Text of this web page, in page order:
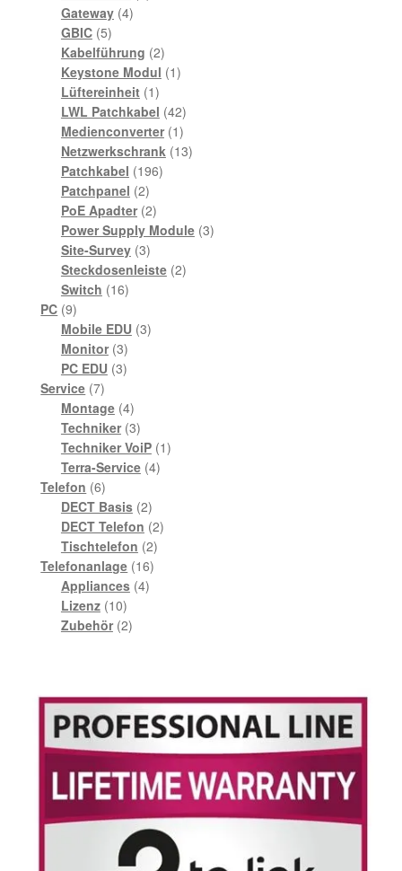
Gateway 44
GBIC 55
Produkte
Kabelführung 22
Produkte
Keystone Modul 11
Lüftereinheit 11
Produkt
LWL Patchkabel 4242
Produkte
Medienconverter 11
Produkt
Netzwerkschrank 1313
Patchkabel 196196
Patchpanel 22
Produkte
PoE Apadter 22
Produkte
Power Supply Module 33
Site-Survey 33
Produkte
Steckdosenleiste 22
Switch 1616
PC 99
Produkte
Mobile EDU 33
Monitor 33
Produkte
PC EDU 33
Service 77
Produkte
Montage 44
Produkte
Techniker 33
Produkte
Techniker VoiP 11
Terra-Service 44
Telefon 66
Produkte
DECT Basis 22
Produkte
DECT Telefon 22
Tischtelefon 22
Produkte
Telefonanlage 1616
Appliances 44
Lizenz 1010
Produkte
Zubehör 22